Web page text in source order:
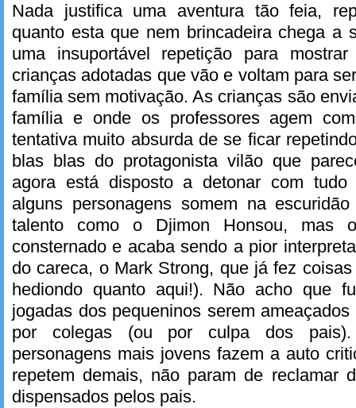
Nada justifica uma aventura tão feia,
quanto esta que nem brincadeira chega a
uma insuportável repetição para
crianças adotadas que vão e voltam para
família sem motivação. As crianças são
família e onde os professores agem
tentativa muito absurda de se ficar
blas blas do protagonista vilão que
agora está disposto a detonar com
alguns personagens somem na
talento como o Djimon Honsou, mas
consternado e acaba sendo a pior
do careca, o Mark Strong, que já fez
hediondo quanto aqui!). Não acho que
jogadas dos pequeninos serem
por colegas (ou por culpa dos
personagens mais jovens fazem a auto
repetem demais, não param de reclamar
dispensados pelos pais.